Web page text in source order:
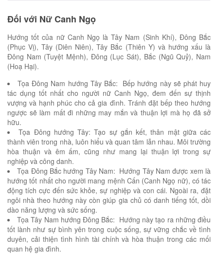
Đối với Nữ Canh Ngọ
Hướng tốt của nữ Canh Ngọ làTây Nam (Sinh Khí), Đông Bắc
(Phục Vị), Tây (Diên Niên), Tây Bắc (Thiên Y) và hướng xấu là
Đông Nam (Tuyệt Mệnh), Đông (Lục Sát), Bắc (Ngũ Quỷ), Nam
(Hoạ Hại).
Tọa Đông Nam hướng Tây Bắc: Bếp hướng này sẽ phát huy
tác dụng tốt nhất cho người nữ Canh Ngọ, đem đến sự thịnh
vượng và hạnh phúc cho cả gia đình. Tránh đặt bếp theo hướng
ngược sẽ làm mất đi những may mắn và thuận lợi mà họ đã sở
hữu.
Tọa Đông hướng Tây: Tạo sự gắn kết, thân mật giữa các
thành viên trong nhà, luôn hiểu và quan tâm lẫn nhau. Môi trường
hòa thuận và êm ấm, cũng như mang lại thuận lợi trong sự
nghiệp và công danh.
Tọa Đông Bắc hướng Tây Nam: Hướng Tây Nam được xem là
hướng tốt nhất cho người mang mệnh Cấn (Canh Ngọ nữ), có tác
động tích cực đến sức khỏe, sự nghiệp và con cái. Ngoài ra, đặt
ngôi nhà theo hướng này còn giúp gia chủ có danh tiếng tốt, dồi
dào năng lượng và sức sống.
Tọa Tây Nam hướng Đông Bắc: Hướng này tạo ra những điều
tốt lành như sự bình yên trong cuộc sống, sự vững chắc về tình
duyên, cải thiện tình hình tài chính và hòa thuận trong các mối
quan hệ gia đình.